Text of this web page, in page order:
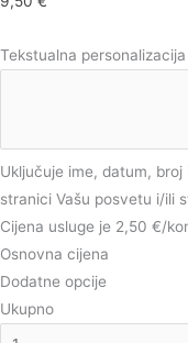
Tekstualna personalizacija
Uključuje ime, datum,
stranici Vašu posvetu i/ili
Cijena usluge je 2,50 €/
Osnovna cijena
Dodatne opcije
Ukupno